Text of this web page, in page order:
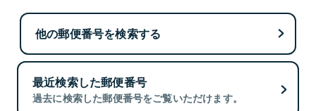
他の郵便番号を検索する
最近検索した郵便番号
過去に検索した郵便番号をご覧いただけます。